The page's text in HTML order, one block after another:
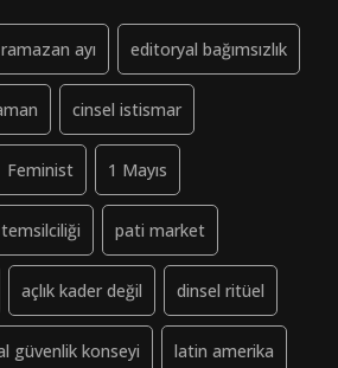
ramazan ayı editoryal bağımsızlık
cinsel istismar
Feminist 1 Mayıs
pati market
açlık kader değil dinsel ritüel
güvenlik konseyi latin amerika